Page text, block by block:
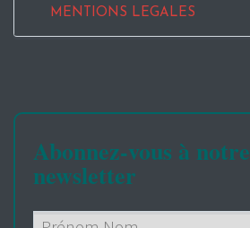
MENTIONS LEGALES
Abonnez-vous à notre
newsletter